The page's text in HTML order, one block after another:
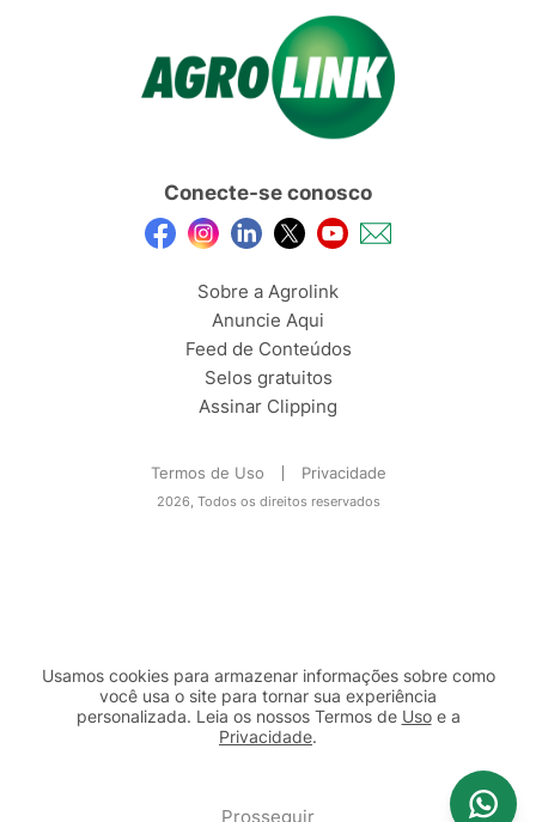
Conecte-se conosco
Sobre a Agrolink
Anuncie Aqui
Feed de Conteúdos
Selos gratuitos
Assinar Clipping
Termos de Uso Privacidade
2026, Todos os direitos reservados
Usamos cookies para armazenar informações sobre como
você usa o site para tornar sua experiência
personalizada. Leia os nossos Termos de Usoe a
Privacidade.
Prosseguir